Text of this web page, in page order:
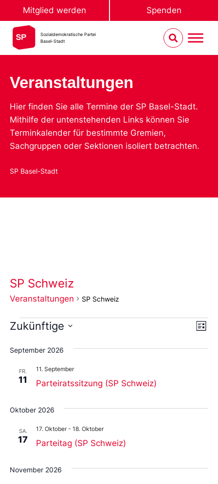
Mitglied werden Spenden
Sozialdemokratische Partei
Basel-Stadt
Veranstaltungen
Hier finden Sie alle Termine der SP Basel-Stadt.
Mithilfe der untenstehenden Links können Sie
Terminkalender für bestimmte Gremien,
Sachgruppen oder Sektionen isoliert betrachten.
SP Basel-Stadt
SP Schweiz
Veranstaltungen SP Schweiz
Liste
Zukünftige
Sie
das
aus.
September 2026
FR.
11 Parteiratssitzung (SP Schweiz)
11. September
Oktober 2026
SA.
17 Parteitag (SP Schweiz)
17. Oktober- 18. Oktober
November 2026